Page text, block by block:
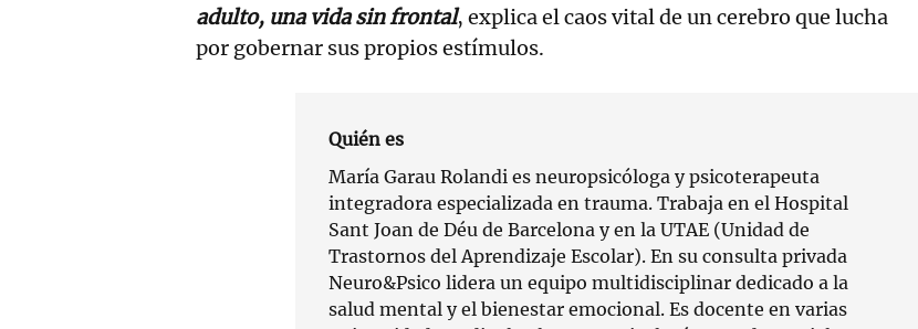
adulto, una vida sin frontal, explica el caos vital de un cerebro que lucha
por gobernar sus propios estímulos.
Quién es
María Garau Rolandi es neuropsicóloga y psicoterapeuta
integradora especializada en trauma. Trabaja en el Hospital
Sant Joan de Déu de Barcelona y en la UTAE (Unidad de
Trastornos del Aprendizaje Escolar). En su consulta privada
Neuro&Psico lidera un equipo multidisciplinar dedicado a la
salud mental y el bienestar emocional. Es docente en varias